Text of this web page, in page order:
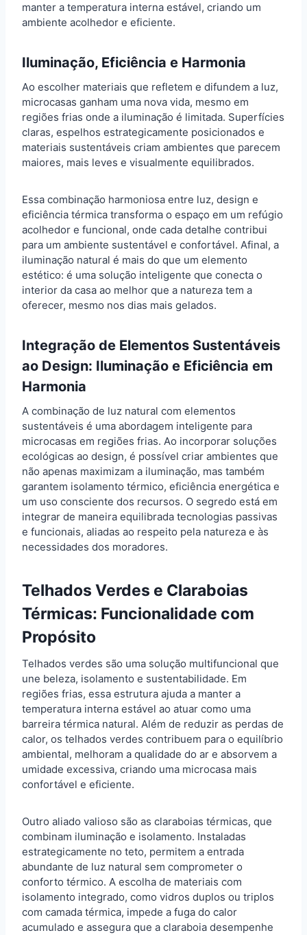
manter a temperatura interna estável, criando um
ambiente acolhedor e eficiente.
Iluminação, Eficiência e Harmonia
Ao escolher materiais que refletem e difundem a luz,
microcasas ganham uma nova vida, mesmo em
regiões frias onde a iluminação é limitada. Superfícies
claras, espelhos estrategicamente posicionados e
materiais sustentáveis criam ambientes que parecem
maiores, mais leves e visualmente equilibrados.
Essa combinação harmoniosa entre luz, design e
eficiência térmica transforma o espaço em um refúgio
acolhedor e funcional, onde cada detalhe contribui
para um ambiente sustentável e confortável. Afinal, a
iluminação natural é mais do que um elemento
estético: é uma solução inteligente que conecta o
interior da casa ao melhor que a natureza tem a
oferecer, mesmo nos dias mais gelados.
Integração de Elementos Sustentáveis
ao Design: Iluminação e Eficiência em
Harmonia
A combinação de luz natural com elementos
sustentáveis é uma abordagem inteligente para
microcasas em regiões frias. Ao incorporar soluções
ecológicas ao design, é possível criar ambientes que
não apenas maximizam a iluminação, mas também
garantem isolamento térmico, eficiência energética e
um uso consciente dos recursos. O segredo está em
integrar de maneira equilibrada tecnologias passivas
e funcionais, aliadas ao respeito pela natureza e às
necessidades dos moradores.
Telhados Verdes e Claraboias
Térmicas: Funcionalidade com
Propósito
Telhados verdes são uma solução multifuncional que
une beleza, isolamento e sustentabilidade. Em
regiões frias, essa estrutura ajuda a manter a
temperatura interna estável ao atuar como uma
barreira térmica natural. Além de reduzir as perdas de
calor, os telhados verdes contribuem para o equilíbrio
ambiental, melhoram a qualidade do ar e absorvem a
umidade excessiva, criando uma microcasa mais
confortável e eficiente.
Outro aliado valioso são as claraboias térmicas, que
combinam iluminação e isolamento. Instaladas
estrategicamente no teto, permitem a entrada
abundante de luz natural sem comprometer o
conforto térmico. A escolha de materiais com
isolamento integrado, como vidros duplos ou triplos
com camada térmica, impede a fuga do calor
acumulado e assegura que a claraboia desempenhe